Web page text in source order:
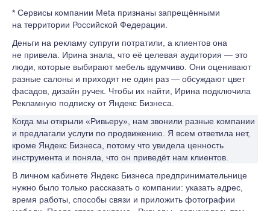
* Сервисы компании Meta признаны запрещёнными
на территории Российской Федерации.
Деньги на рекламу супруги потратили, а клиентов она
не привела. Ирина знала, что её целевая аудитория — это
люди, которые выбирают мебель вдумчиво. Они оценивают
разные салоны и приходят не один раз — обсуждают цвет
фасадов, дизайн ручек. Чтобы их найти, Ирина подключила
Рекламную подписку от Яндекс Бизнеса.
Когда мы открыли «Ривьеру», нам звонили разные компании
и предлагали услуги по продвижению. Я всем ответила нет,
кроме Яндекс Бизнеса, потому что увидела ценность
инструмента и поняла, что он приведёт нам клиентов.
В личном кабинете Яндекс Бизнеса предпринимательнице
нужно было только рассказать о компании: указать адрес,
время работы, способы связи и приложить фотографии